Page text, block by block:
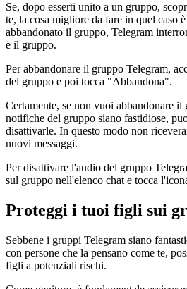
Se, dopo esserti unito a un gruppo,
te, la cosa migliore da fare in quel caso
abbandonato il gruppo, Telegram
e il gruppo.
Per abbandonare il gruppo Telegram,
del gruppo e poi tocca "Abbandona".
Certamente, se non vuoi abbandonare
notifiche del gruppo siano fastidiose,
disattivarle. In questo modo non
nuovi messaggi.
Per disattivare l'audio del gruppo
sul gruppo nell'elenco chat e tocca
Proteggi i tuoi figli sui
Sebbene i gruppi Telegram siano
con persone che la pensano come te,
figli a potenziali rischi.